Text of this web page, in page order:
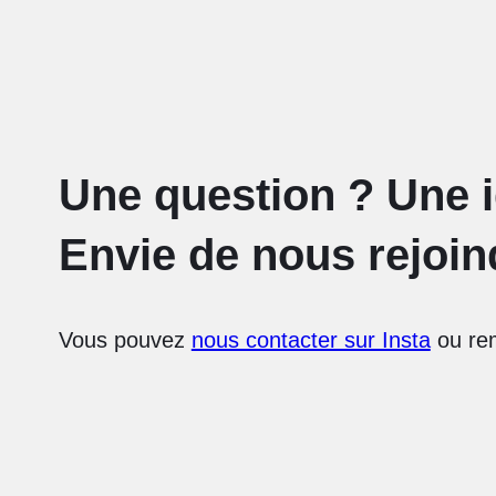
Une question ? Une
Envie de nous
Vous pouvez nous contacter sur Instaou